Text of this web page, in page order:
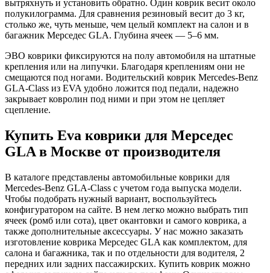
вытряхнуть и установить обратно. Один коврик весит около
полукилограмма. Для сравнения резиновый весит до 3 кг,
столько же, чуть меньше, чем целый комплект на салон и в
багажник Мерседес GLA. Глубина ячеек — 5–6 мм.
ЭВО коврики фиксируются на полу автомобиля на штатные
крепления или на липучки. Благодаря креплениям они не
смещаются под ногами. Водительский коврик Mercedes-Benz
GLA-Class из EVA удобно ложится под педали, надежно
закрывает ковролин под ними и при этом не цепляет
сцепление.
Купить Eva коврики для Мерседес
GLA в Москве от производителя
В каталоге представлены автомобильные коврики для
Mercedes-Benz GLA-Class с учетом года выпуска модели.
Чтобы подобрать нужный вариант, воспользуйтесь
конфигуратором на сайте. В нем легко можно выбрать тип
ячеек (ромб или сота), цвет окантовки и самого коврика, а
также дополнительные аксессуары. У нас можно заказать
изготовление коврика Мерседес GLA как комплектом, для
салона и багажника, так и по отдельности для водителя, 2
передних или задних пассажирских. Купить коврик можно